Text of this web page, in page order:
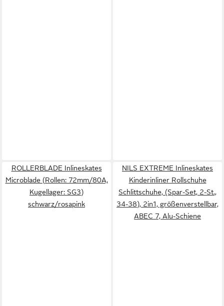
ROLLERBLADE Inlineskates
Microblade (Rollen: 72mm/80A,
Kugellager: SG3)
schwarz/rosapink
NILS EXTREME Inlineskates
Kinderinliner Rollschuhe
Schlittschuhe, (Spar-Set, 2-St.,
34-38), 2in1, größenverstellbar,
ABEC 7, Alu-Schiene